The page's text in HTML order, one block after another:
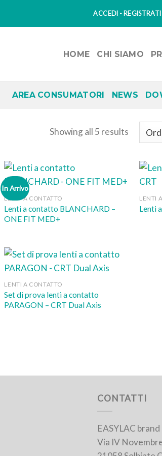
ACCEDI - REGISTRATI
HOME CHI SIAMO
AREA CONSUMATORI NEWS
Showing all 5 results
In Arrivo
LENTI A CONTATTO
Lenti a contatto BLANCHARD –
ONE FIT MED+
LENTI
Lenti
LENTI A CONTATTO
Set di prova lenti a contatto
PARAGON – CRT Dual Axis
CONTATTI
EASYLAC
Via IV